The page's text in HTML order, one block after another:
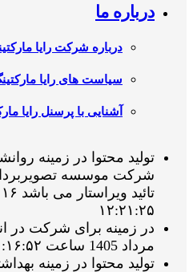
درباره ما
درباره شرکت رایا
سیاست های رایا
آشنایی با پرسنل رایا
تولید محتوا در زمینه
شرکت موسسه
۱۲:۲۱:۲۵
مرداد 1405 ساعت ۱۱:۱۶:۵۲
تولید محتوا در زمینه